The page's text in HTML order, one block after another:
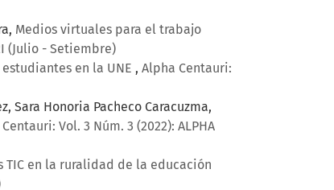
Medios virtuales para el trabajo
(Julio - Setiembre)
en la UNE , Alpha Centauri:
Sara Honoria Pacheco Caracuzma,
Vol. 3 Núm. 3 (2022): ALPHA
TIC en la ruralidad de la educación